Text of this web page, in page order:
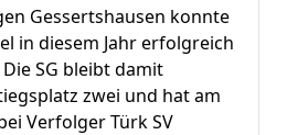
Gessertshausen konnte
in diesem Jahr erfolgreich
SG bleibt damit
zwei und hat am
Verfolger Türk SV